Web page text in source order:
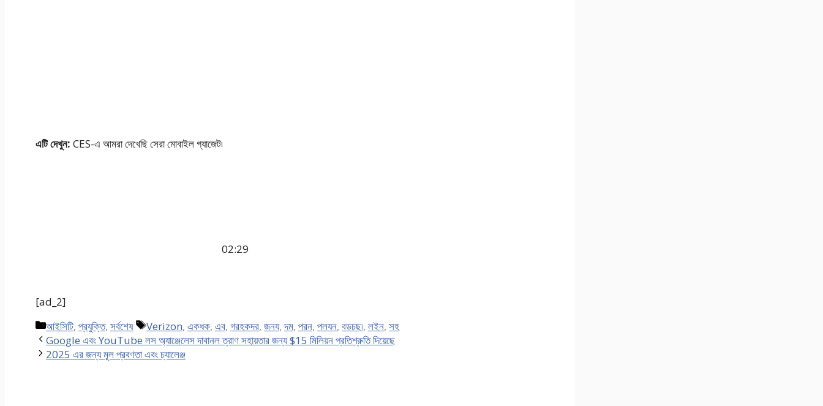
এটি দেখুন: CES-এ আমরা দেখেছি সেরা মোবাইল গ্যাজেট৷
02:29
[ad_2]
Categories
আইসিটি, প্রযুক্তি, সর্বশেষ Tags
Verizon, একধক, এব, গরহকদর, জনয,দম, পরন, পলযন, বডচছ৷, লইন, সহ
Google এবং YouTube লস অ্যাঞ্জেলেস দাবানল ত্রাণ সহায়তার জন্য $15 মিলিয়ন প্রতিশ্রুতি দিয়েছে
2025 এর জন্য মূল প্রবণতা এবং চ্যালেঞ্জ